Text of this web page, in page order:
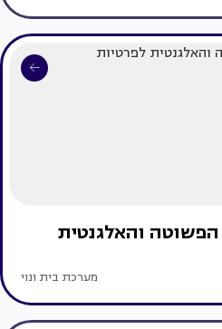
והאלגנטית
מערכת בית ונוי